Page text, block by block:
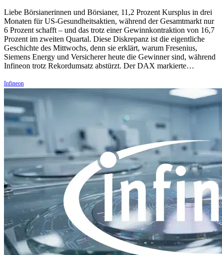
Liebe Börsianerinnen und Börsianer, 11,2 Prozent Kursplus in drei
Monaten für US-Gesundheitsaktien, während der Gesamtmarkt nur
6 Prozent schafft – und das trotz einer Gewinnkontraktion von 16,7
Prozent im zweiten Quartal. Diese Diskrepanz ist die eigentliche
Geschichte des Mittwochs, denn sie erklärt, warum Fresenius,
Siemens Energy und Versicherer heute die Gewinner sind, während
Infineon trotz Rekordumsatz abstürzt. Der DAX markierte…
Infineon